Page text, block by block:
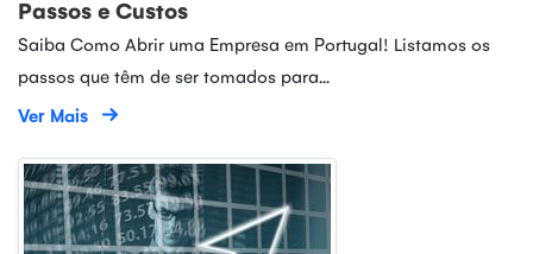
Passos e Custos
Saiba Como Abrir uma Empresa em Portugal! Listamos os
passos que têm de ser tomados para...
Ver Mais